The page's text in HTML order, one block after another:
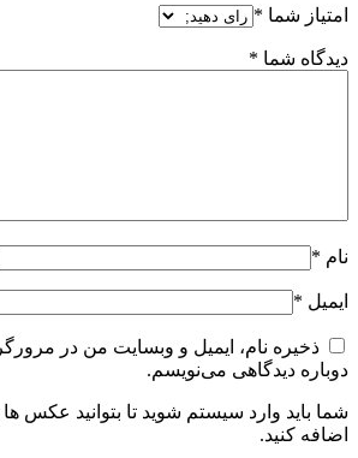
امتیاز شما *
دیدگاه شما *
نام *
ایمیل *
ذخیره نام، ایمیل و وبسایت من در
دوباره دیدگاهی می‌نویسم.
شما باید وارد سیستم شوید تا بتوانید عکس
اضافه کنید.